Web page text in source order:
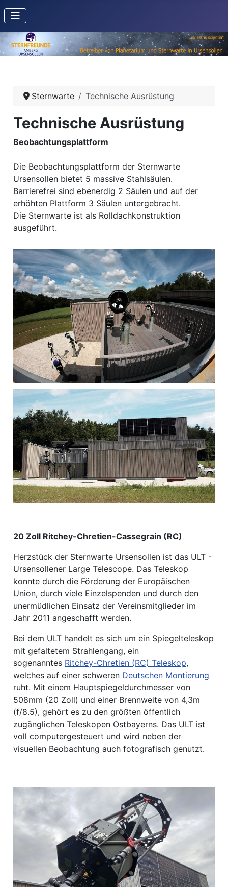
Sternwarte Technische Ausrüstung
Technische Ausrüstung
Beobachtungsplattform
Die Beobachtungsplattform der Sternwarte
Ursensollen bietet 5 massive Stahlsäulen.
Barrierefrei sind ebenerdig 2 Säulen und auf der
erhöhten Plattform 3 Säulen untergebracht.
Die Sternwarte ist als Rolldachkonstruktion
ausgeführt.
20 Zoll Ritchey-Chretien-Cassegrain (RC)
Herzstück der Sternwarte Ursensollen ist das ULT -
Ursensollener Large Telescope. Das Teleskop
konnte durch die Förderung der Europäischen
Union, durch viele Einzelspenden und durch den
unermüdlichen Einsatz der Vereinsmitglieder im
Jahr 2011 angeschafft werden.
Bei dem ULT handelt es sich um ein Spiegelteleskop
mit gefaltetem Strahlengang, ein
sogenanntes Ritchey-Chretien (RC) Teleskop,
welches auf einer schweren Deutschen Montierung
ruht. Mit einem Hauptspiegeldurchmesser von
508mm (20 Zoll) und einer Brennweite von 4,3m
(f/8.5), gehört es zu den größten öffentlich
zugänglichen Teleskopen Ostbayerns. Das ULT ist
voll computergesteuert und wird neben der
visuellen Beobachtung auch fotografisch genutzt.